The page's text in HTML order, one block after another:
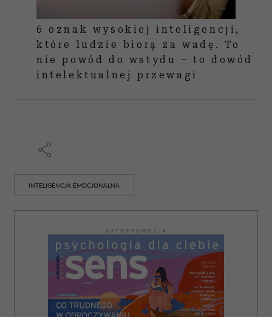
6 oznak wysokiej inteligencji,
które ludzie biorą za wadę. To
nie powód do wstydu – to dowód
intelektualnej przewagi
INTELIGENCJA EMOCJONALNA
AUTOPROMOCJA